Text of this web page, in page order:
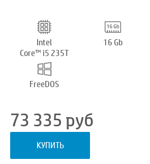
Intel
Core™ i5 235T
16 Gb
FreeDOS
73 335 руб
КУПИТЬ